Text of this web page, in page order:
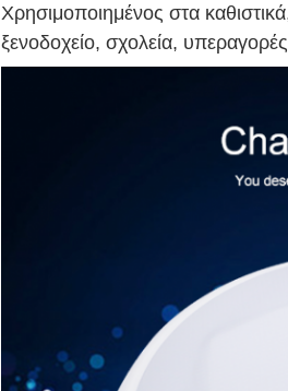
Χρησιμοποιημένος στα
ξενοδοχείο, σχολεία,